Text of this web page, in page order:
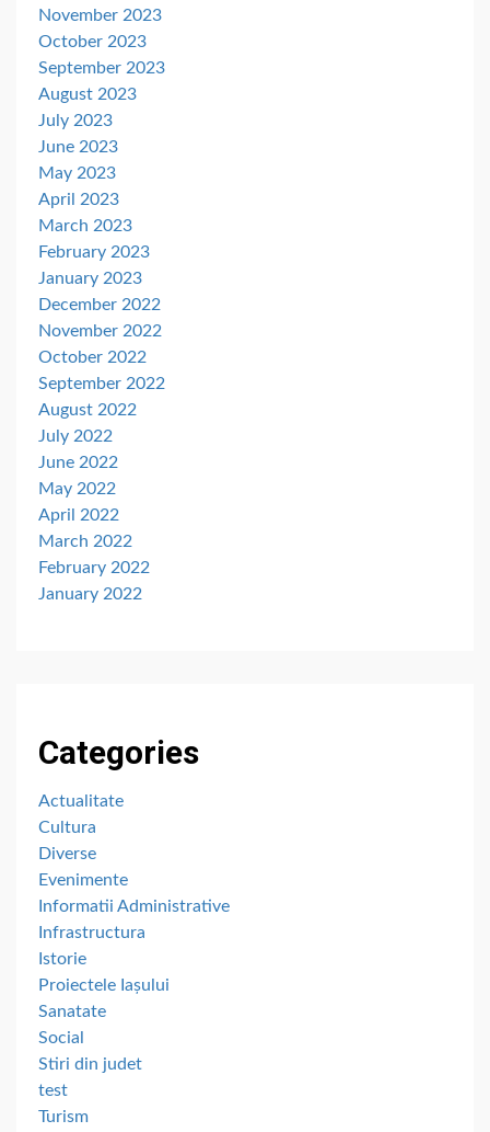
November 2023
October 2023
September 2023
August 2023
July 2023
June 2023
May 2023
April 2023
March 2023
February 2023
January 2023
December 2022
November 2022
October 2022
September 2022
August 2022
July 2022
June 2022
May 2022
April 2022
March 2022
February 2022
January 2022
Categories
Actualitate
Cultura
Diverse
Evenimente
Informatii Administrative
Infrastructura
Istorie
Proiectele Iașului
Sanatate
Social
Stiri din judet
test
Turism